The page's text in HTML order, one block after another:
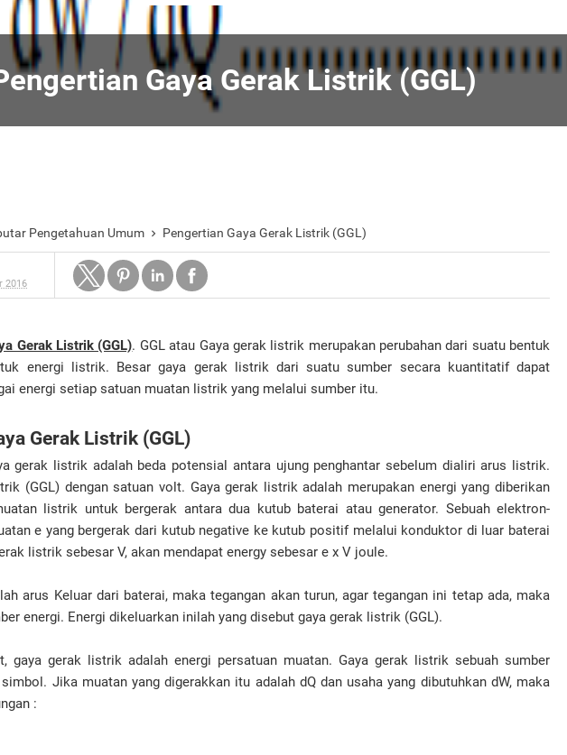
Gaya Gerak Listrik (GGL)
Pengetahuan Umum  Pengertian Gaya Gerak Listrik (GGL)
2016
Gerak Listrik (GGL). GGL atau Gaya gerak listrik merupakan perubahan dari suatu bentuk
energi listrik. Besar gaya gerak listrik dari suatu sumber secara kuantitatif dapat
energi setiap satuan muatan listrik yang melalui sumber itu.
Gerak Listrik (GGL)
gerak listrik adalah beda potensial antara ujung penghantar sebelum dialiri arus listrik.
(GGL) dengan satuan volt. Gaya gerak listrik adalah merupakan energi yang diberikan
listrik untuk bergerak antara dua kutub baterai atau generator. Sebuah elektron-
e yang bergerak dari kutub negative ke kutub positif melalui konduktor di luar baterai
listrik sebesar V, akan mendapat energy sebesar e x V joule.
arus Keluar dari baterai, maka tegangan akan turun, agar tegangan ini tetap ada, maka
energi. Energi dikeluarkan inilah yang disebut gaya gerak listrik (GGL).
gaya gerak listrik adalah energi persatuan muatan. Gaya gerak listrik sebuah sumber
Jika muatan yang digerakkan itu adalah dQ dan usaha yang dibutuhkan dW, maka
: